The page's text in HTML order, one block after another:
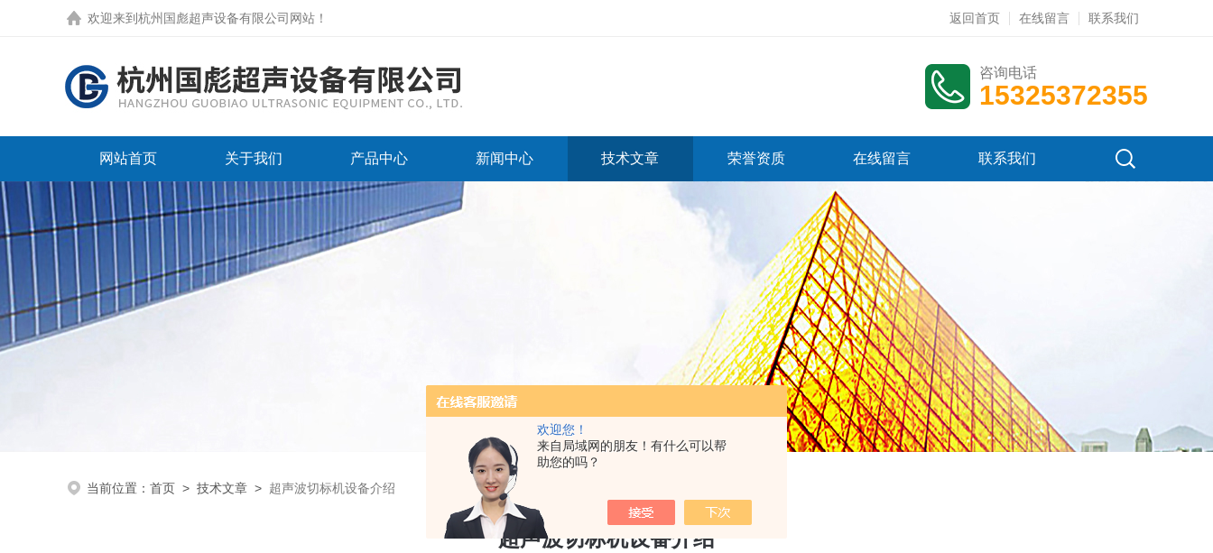
欢迎您！
来自局域网的朋友！有什么可以帮
助您的吗？
欢迎来到 杭州国彪超声设备有限公司网站 ！ 返回首页 在线留言 联系我们
咨询电话
15325372355
网站首页 关于我们 产品中心 新闻中心 技术文章 荣誉资质 在线留言 联系我们
当前位置： 首页 > 技术文章 > 超声波切标机设备介绍
超声波切标机设备介绍